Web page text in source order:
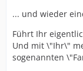
... und wieder
Führt Ihr
Und mit \"Ihr\"
sogenannten